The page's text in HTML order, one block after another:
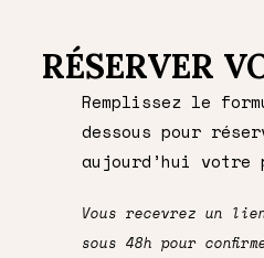
RÉSERVER
Remplissez le
dessous pour
aujourd’hui votre
Vous recevrez un
sous 48h pour